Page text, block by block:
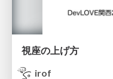
視座の上げ方
irof